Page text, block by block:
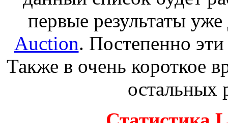
первые результаты
Auction. Постепенно
Также в очень короткое
остальных